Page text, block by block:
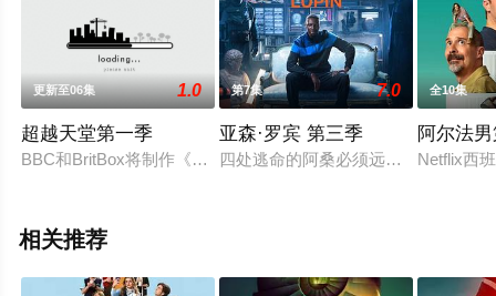
视剧全集就上星空影视，更多相关信息可移步至豆瓣电视
剧、电视猫或剧情网等平台了解。
更新至06集 1.0
超越天堂第一季
BBC和BritBox将制作《天堂岛疑云》的衍生剧《超越天堂》。
第7集 7.0
亚森·罗宾 第三季
四处逃命的阿桑必须远离他的妻子
全10集
阿尔法
Netflix西
相关推荐